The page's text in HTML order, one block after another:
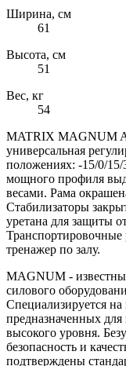
Ширина, см
61
Высота, см
51
Вес, кг
54
MATRIX MAGNUM
универсальная
положениях: -15/0/15/
мощного профиля
весами. Рама
Стабилизаторы
уретана для защиты
Транспортировочные
тренажер по залу.
MAGNUM -
силового
Специализируется
предназначенных
высокого уровня.
безопасность и
подтверждены